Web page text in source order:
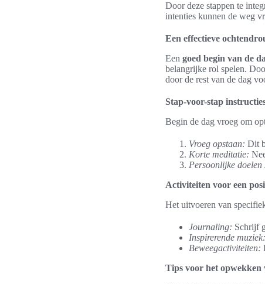
Door deze stappen te
intenties kunnen de weg
Een effectieve
Een goed begin van de
belangrijke rol spelen.
door de rest van de dag
Stap-voor-stap
Begin de dag vroeg om
Vroeg opstaan: Dit
Korte meditatie:
Persoonlijke doelen
Activiteiten voor een
Het uitvoeren van
Journaling: Schrijf
Inspirerende muziek:
Beweegactiviteiten:
Tips voor het opwekken